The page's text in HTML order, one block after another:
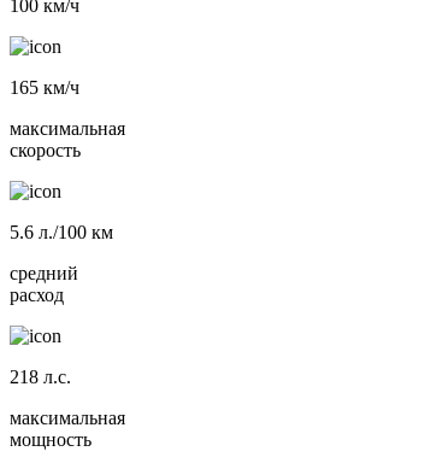
100 км/ч
165 км/ч
максимальная
скорость
5.6 л./100 км
средний
расход
218 л.с.
максимальная
мощность